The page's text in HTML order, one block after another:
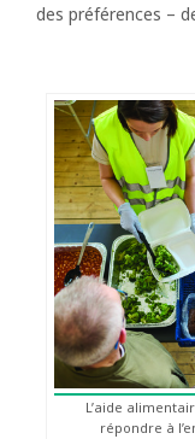
des préférences –
L’aide
répondre à